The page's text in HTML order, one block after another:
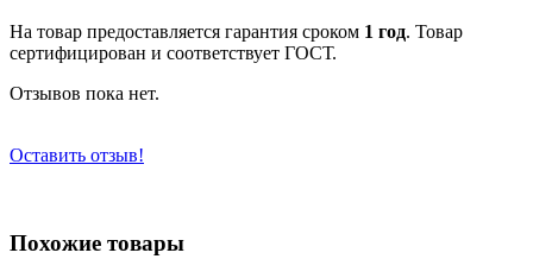
На товар предоставляется гарантия сроком 1 год. Товар
сертифицирован и соответствует ГОСТ.
Отзывов пока нет.
Оставить отзыв!
Похожие товары